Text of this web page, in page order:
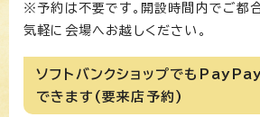
※予約は不要です。開設時間内でご都
気軽に会場へお越しください。
ソフトバンクショップでも
できます(要来店予約)